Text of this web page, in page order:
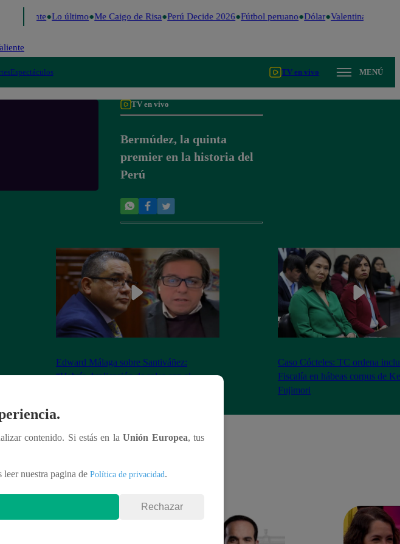
Valiente Lo último Me Caigo de Risa Perú Decide 2026 Fútbol peruano Dólar Valentina Valiente
Espectáculos TV en vivo MENÚ
TV en vivo
Bermúdez, la quinta
premier en la historia del
Perú
Edward Málaga sobre Santiváñez:
“Habría duplicación de roles con el
Caso Cócteles: TC ordena
Fiscalía en hábeas corpus de
Fujimori
contenido. Si estás en laUnión Europea, tus
nuestra pagina de Política de privacidad.
Rechazar